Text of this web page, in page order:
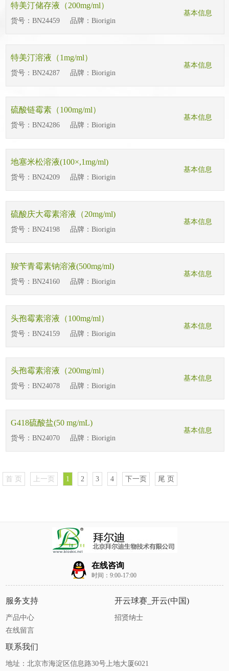
特美汀储存液（200mg/ml）
基本信息
货号： BN24459 品牌： Biorigin
特美汀溶液（1mg/ml）
基本信息
货号： BN24287 品牌： Biorigin
硫酸链霉素（100mg/ml）
基本信息
货号： BN24286 品牌： Biorigin
地塞米松溶液(100×,1mg/ml)
基本信息
货号： BN24209 品牌： Biorigin
硫酸庆大霉素溶液（20mg/ml)
基本信息
货号： BN24198 品牌： Biorigin
羧苄青霉素钠溶液(500mg/ml)
基本信息
货号： BN24160 品牌： Biorigin
头孢霉素溶液（100mg/ml）
基本信息
货号： BN24159 品牌： Biorigin
头孢霉素溶液（200mg/ml）
基本信息
货号： BN24078 品牌： Biorigin
G418硫酸盐(50 mg/mL)
基本信息
货号： BN24070 品牌： Biorigin
首 页 上一页 1 2 3 4 下一页 尾 页
在线咨询
时间：9:00-17:00
服务支持
产品中心
在线留言
开云球赛_开云(中国)
招贤纳士
联系我们
地址：北京市海淀区信息路30号上地大厦6021